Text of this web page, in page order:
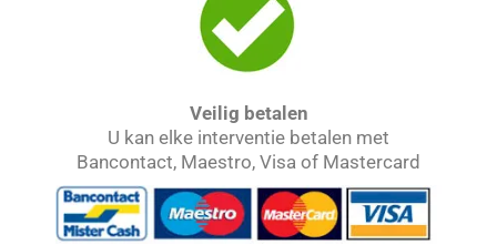
Veilig betalen
U kan elke interventie betalen met
Bancontact, Maestro, Visa of Mastercard